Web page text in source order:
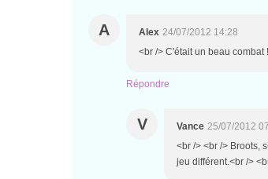
A Alex 24/07/2012 14:28
<br /> C'était un beau combat
Répondre
V Vance 25/07/2012
<br /> <br /> Broots,
jeu différent.<br />